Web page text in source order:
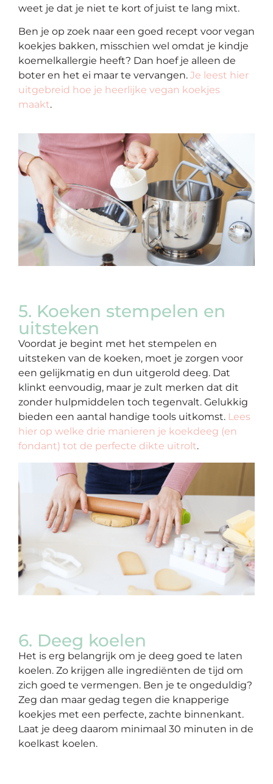
weet je dat je niet te kort of juist te lang mixt.
Ben je op zoek naar een goed recept voor vegan
koekjes bakken, misschien wel omdat je kindje
koemelkallergie heeft? Dan hoef je alleen de
boter en het ei maar te vervangen. Je leest hier
uitgebreid hoe je heerlijke vegan koekjes
maakt.
5. Koeken stempelen en
uitsteken
Voordat je begint met het stempelen en
uitsteken van de koeken, moet je zorgen voor
een gelijkmatig en dun uitgerold deeg. Dat
klinkt eenvoudig, maar je zult merken dat dit
zonder hulpmiddelen toch tegenvalt. Gelukkig
bieden een aantal handige tools uitkomst. Lees
hier op welke drie manieren je koekdeeg (en
fondant) tot de perfecte dikte uitrolt.
6. Deeg koelen
Het is erg belangrijk om je deeg goed te laten
koelen. Zo krijgen alle ingrediënten de tijd om
zich goed te vermengen. Ben je te ongeduldig?
Zeg dan maar gedag tegen die knapperige
koekjes met een perfecte, zachte binnenkant.
Laat je deeg daarom minimaal 30 minuten in de
koelkast koelen.